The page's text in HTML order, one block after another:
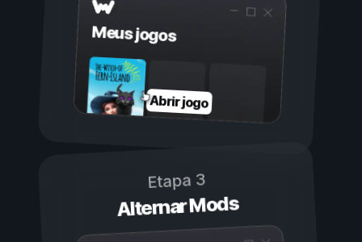
Meus jogos
Abrir jogo
Etapa 3
Alternar Mods